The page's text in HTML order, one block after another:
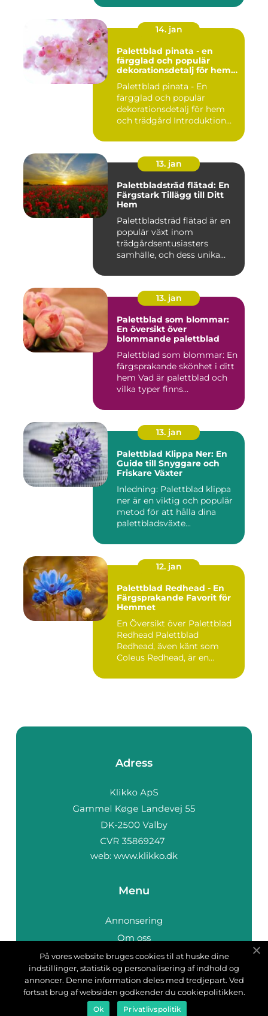
14. jan
Palettblad pinata - en
färgglad och populär
dekorationsdetalj för hem
Palettblad pinata - En
färgglad och populär
dekorationsdetalj för hem
och trädgård Introduktion
13. jan
Palettbladsträd flätad: En
Färgstark Tillägg till Ditt
Hem
Palettbladsträd flätad är en
populär växt inom
trädgårdsentusiasters
samhälle, och dess unika
13. jan
Palettblad som blommar:
En översikt över
blommande palettblad
Palettblad som blommar: En
färgsprakande skönhet i ditt
hem Vad är palettblad och
vilka typer finns...
13. jan
Palettblad Klippa Ner: En
Guide till Snyggare och
Friskare Växter
Inledning: Palettblad klippa
ner är en viktig och populär
metod för att hålla dina
palettbladsväxte...
12. jan
Palettblad Redhead - En
Färgsprakande Favorit för
Hemmet
En Översikt över Palettblad
Redhead Palettblad
Redhead, även känt som
Coleus Redhead, är en
Adress
web: www.klikko.dk
Menu
Annonsering
Om oss
Cookies
Kontakta oss
Sitemap
På vores website bruges cookies til at huske dine
indstillinger, statistik og personalisering af indhold og
annoncer. Denne information deles med tredjepart. Ved
fortsat brug af websiden godkender du cookiepolitikken.
Ok Privatlivspolitik